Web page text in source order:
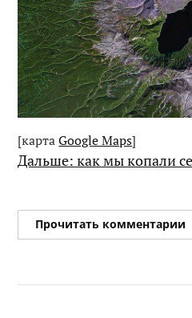
[карта Google Maps]
Дальше: как мы копали
Прочитать комментарии